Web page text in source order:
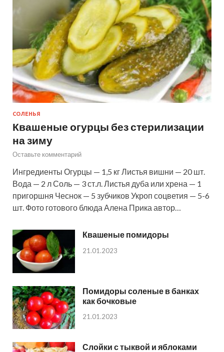
СОЛЕНЬЯ
Квашеные огурцы без стерилизации
на зиму
Оставьте комментарий
Ингредиенты Огурцы — 1,5 кг Листья вишни — 20 шт.
Вода — 2 л Соль — 3 ст.л. Листья дуба или хрена — 1
пригоршня Чеснок — 5 зубчиков Укроп соцветия — 5-6
шт. Фото готового блюда Алена Прика автор…
Квашеные помидоры
21.01.2023
Помидоры соленые в банках
как бочковые
21.01.2023
Слойки с тыквой и яблоками